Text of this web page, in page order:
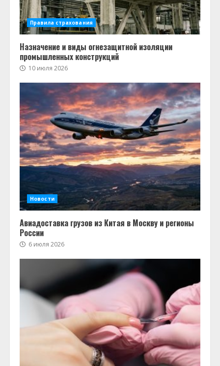
Правила страхования
Назначение и виды огнезащитной изоляции
промышленных конструкций
10 июля 2026
Новости
Авиадоставка грузов из Китая в Москву и регионы
России
6 июля 2026